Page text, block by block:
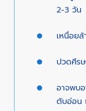
2-3 วัน
เหนื่อย
ปวดศีร
อาจพบ
ตับอ่อน